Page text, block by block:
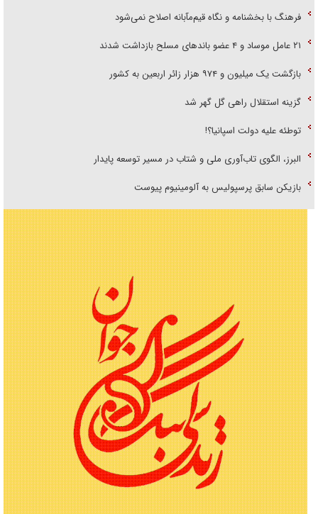
فرهنگ با بخشنامه و نگاه قیم‌مآبانه اصلاح نمی‌شود
۲۱ عامل موساد و ۴ عضو باند‌های مسلح بازداشت شدند
بازگشت یک میلیون و ۹۷۴ هزار زائر اربعین به کشور
گزینه استقلال راهی گل گهر شد
توطئه علیه دولت اسپانیا؟!
البرز، الگوی تاب‌آوری ملی و شتاب در مسیر توسعه پایدار
بازیکن سابق پرسپولیس به آلومینیوم پیوست